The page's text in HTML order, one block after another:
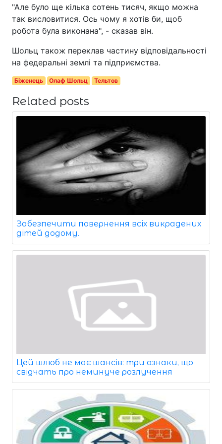
"Але було ще кілька сотень тисяч, якщо можна
так висловитися. Ось чому я хотів би, щоб
робота була виконана", - сказав він.
Шольц також переклав частину відповідальності
на федеральні землі та підприємства.
Біженець Олаф Шольц Тельтов
Related posts
Забезпечити повернення всіх викрадених
дітей додому.
Цей шлюб не має шансів: три ознаки, що
свідчать про неминуче розлучення